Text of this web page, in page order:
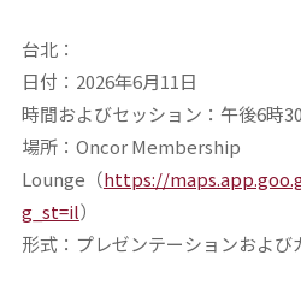
台北：
日付：2026年6月11日
時間およびセッション：午後6時
場所：Oncor Membership
Lounge（https://
g_st=il）
形式：プレゼンテーションおよび